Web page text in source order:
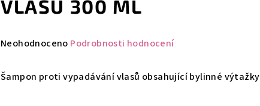
VLASŮ 300 ML
Průměrné
produktu
Neohodnoceno Podrobnosti hodnocení
Šampon proti vypadávání vlasů obsahující bylinné výtažky